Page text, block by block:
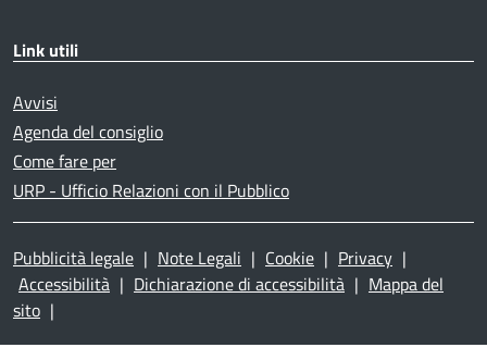
Link utili
Avvisi
Agenda del consiglio
Come fare per
URP - Ufficio Relazioni con il Pubblico
Pubblicità legale | Note Legali | Cookie | Privacy |
Accessibilità | Dichiarazione di accessibilità | Mappa del
sito |